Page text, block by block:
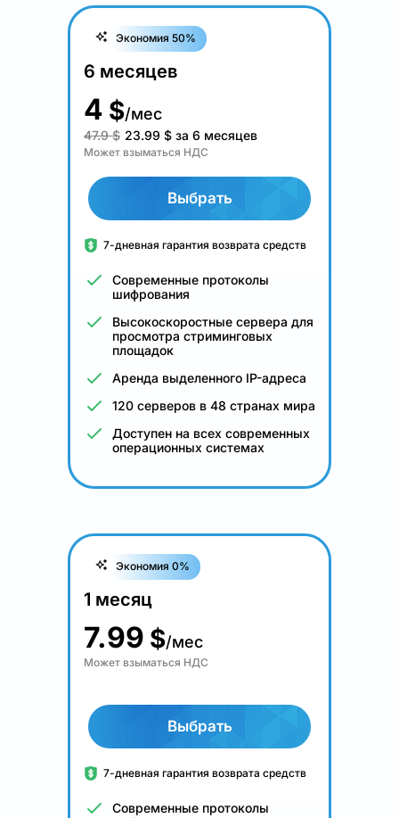
Экономия 50%
6 месяцев
4 $/мес
47.9 $ 23.99 $ за 6 месяцев
Может взыматься НДС
Выбрать
7-дневная гарантия возврата средств
Современные протоколы
шифрования
Высокоскоростные сервера для
просмотра стриминговых
площадок
Аренда выделенного IP-адреса
120 серверов в 48 странах мира
Доступен на всех современных
операционных системах
Экономия 0%
1 месяц
7.99 $/мес
Может взыматься НДС
Выбрать
7-дневная гарантия возврата средств
Современные протоколы